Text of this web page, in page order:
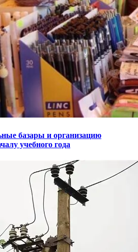
базары и организацию
учебного года